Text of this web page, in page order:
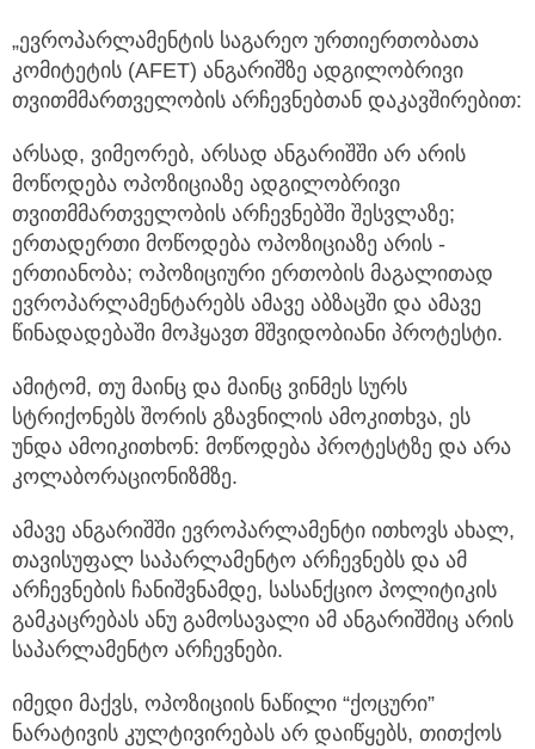
„ევროპარლამენტის საგარეო ურთიერთობათა
კომიტეტის (AFET) ანგარიშზე ადგილობრივი
თვითმმართველობის არჩევნებთან დაკავშირებით:
არსად, ვიმეორებ, არსად ანგარიშში არ არის
მოწოდება ოპოზიციაზე ადგილობრივი
თვითმმართველობის არჩევნებში შესვლაზე;
ერთადერთი მოწოდება ოპოზიციაზე არის -
ერთიანობა; ოპოზიციური ერთობის მაგალითად
ევროპარლამენტარებს ამავე აბზაცში და ამავე
წინადადებაში მოჰყავთ მშვიდობიანი პროტესტი.
ამიტომ, თუ მაინც და მაინც ვინმეს სურს
სტრიქონებს შორის გზავნილის ამოკითხვა, ეს
უნდა ამოიკითხონ: მოწოდება პროტესტზე და არა
კოლაბორაციონიზმზე.
ამავე ანგარიშში ევროპარლამენტი ითხოვს ახალ,
თავისუფალ საპარლამენტო არჩევნებს და ამ
არჩევნების ჩანიშვნამდე, სასანქციო პოლიტიკის
გამკაცრებას ანუ გამოსავალი ამ ანგარიშშიც არის
საპარლამენტო არჩევნები.
იმედი მაქვს, ოპოზიციის ნაწილი “ქოცური”
ნარატივის კულტივირებას არ დაიწყებს, თითქოს